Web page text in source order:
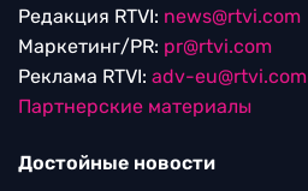
Редакция RTVI: news@rtvi.com
Маркетинг/PR: pr@rtvi.com
Реклама RTVI: adv-eu@rtvi.com
Партнерские материалы
Достойные новости